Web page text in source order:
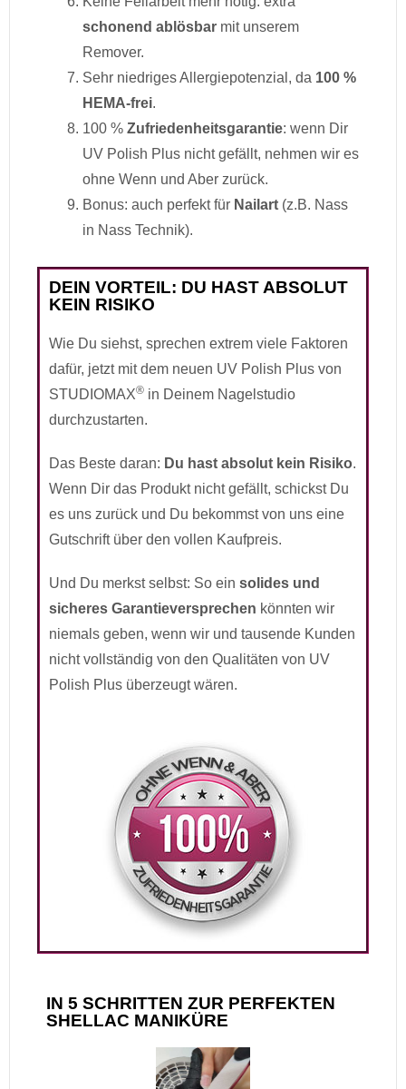
schonend ablösbar mit unserem
Remover.
Sehr niedriges Allergiepotenzial, da 100 %
HEMA-frei.
100 % Zufriedenheitsgarantie: wenn Dir
UV Polish Plus nicht gefällt, nehmen wir es
ohne Wenn und Aber zurück.
Bonus: auch perfekt für Nailart (z.B. Nass
in Nass Technik).
DEIN VORTEIL: DU HAST ABSOLUT
KEIN RISIKO
Wie Du siehst, sprechen extrem viele Faktoren
dafür, jetzt mit dem neuen UV Polish Plus von
STUDIOMAX® in Deinem Nagelstudio
durchzustarten.
Das Beste daran: Du hast absolut kein Risiko.
Wenn Dir das Produkt nicht gefällt, schickst Du
es uns zurück und Du bekommst von uns eine
Gutschrift über den vollen Kaufpreis.
Und Du merkst selbst: So ein solides und
sicheres Garantieversprechen könnten wir
niemals geben, wenn wir und tausende Kunden
nicht vollständig von den Qualitäten von UV
Polish Plus überzeugt wären.
IN 5 SCHRITTEN ZUR PERFEKTEN
SHELLAC MANIKÜRE